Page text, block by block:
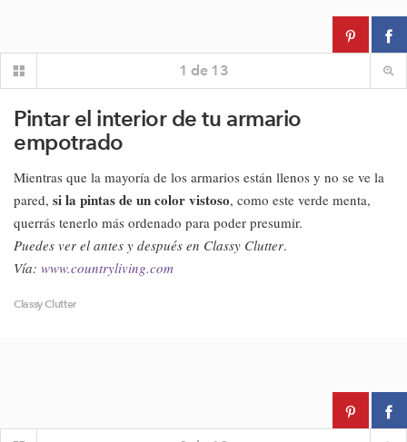
1 de 13
Pintar el interior de tu armario
empotrado
Mientras que la mayoría de los armarios están llenos y no se ve la
pared, si la pintas de un color vistoso, como este verde menta,
querrás tenerlo más ordenado para poder presumir.
Puedes ver el antes y después en Classy Clutter.
Vía: www.countryliving.com
Classy Clutter